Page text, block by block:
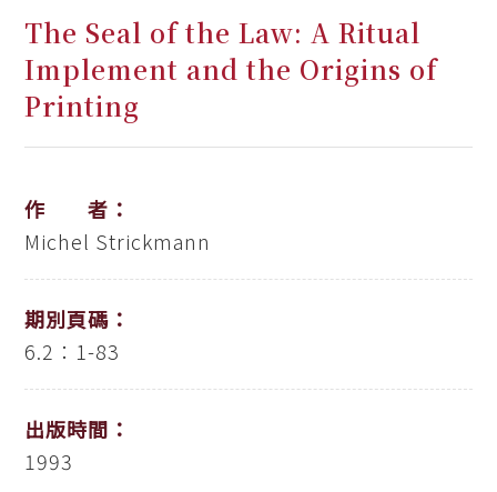
The Seal of the Law: A Ritual
Implement and the Origins of
Printing
作 者：
Michel Strickmann
期別頁碼：
6.2：1-83
出版時間：
1993